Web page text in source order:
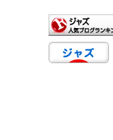
リ
ー